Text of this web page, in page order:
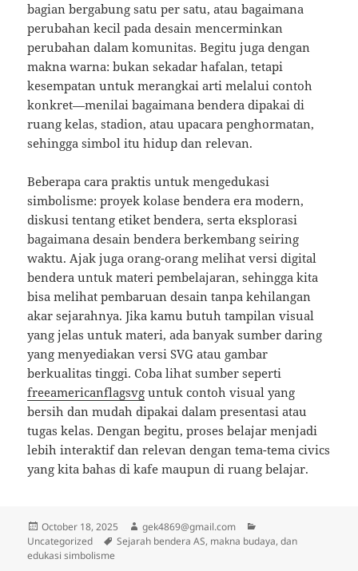
bagian bergabung satu per satu, atau bagaimana
perubahan kecil pada desain mencerminkan
perubahan dalam komunitas. Begitu juga dengan
makna warna: bukan sekadar hafalan, tetapi
kesempatan untuk merangkai arti melalui contoh
konkret—menilai bagaimana bendera dipakai di
ruang kelas, stadion, atau upacara penghormatan,
sehingga simbol itu hidup dan relevan.
Beberapa cara praktis untuk mengedukasi
simbolisme: proyek kolase bendera era modern,
diskusi tentang etiket bendera, serta eksplorasi
bagaimana desain bendera berkembang seiring
waktu. Ajak juga orang-orang melihat versi digital
bendera untuk materi pembelajaran, sehingga kita
bisa melihat pembaruan desain tanpa kehilangan
akar sejarahnya. Jika kamu butuh tampilan visual
yang jelas untuk materi, ada banyak sumber daring
yang menyediakan versi SVG atau gambar
berkualitas tinggi. Coba lihat sumber seperti
freeamericanflagsvg untuk contoh visual yang
bersih dan mudah dipakai dalam presentasi atau
tugas kelas. Dengan begitu, proses belajar menjadi
lebih interaktif dan relevan dengan tema-tema civics
yang kita bahas di kafe maupun di ruang belajar.
Posted
on
October 18, 2025 Author
gek4869@gmail.com
Uncategorized
Tags
Sejarah bendera AS, makna budaya, dan
edukasi simbolisme